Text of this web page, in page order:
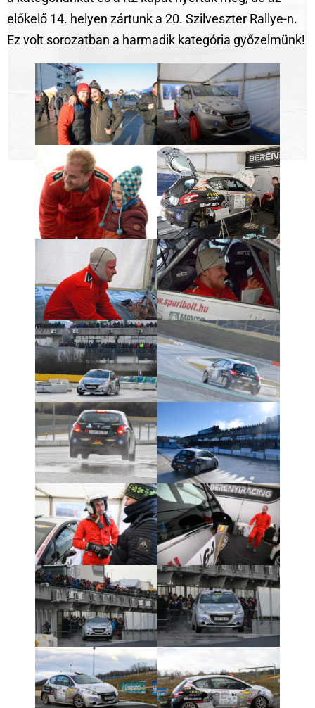
előkelő 14. helyen zártunk a 20. Szilveszter Rallye-n.
Ez volt sorozatban a harmadik kategória győzelmünk!